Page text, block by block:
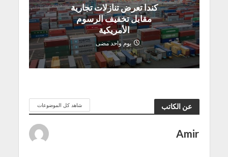
كندا تعرض تنازلات تجارية
مقابل تخفيف الرسوم
الأمريكية
يوم واحد مضى
عن الكاتب شاهد كل الموضوعات
Amir